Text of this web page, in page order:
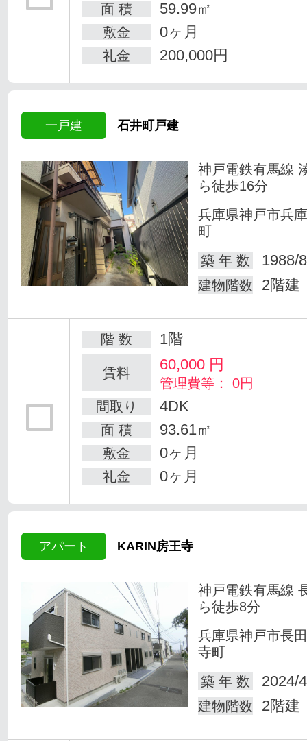
面 積 59.99㎡
敷金 0ヶ月
礼金 200,000円
一戸建 石井町戸建
神戸電鉄有馬線
ら徒歩16分
兵庫県神戸市兵
町
築 年 数
1988/
建物階数 2階建
階 数 1階
賃料 60,000 円
管理費等： 0円
間取り
4DK
面 積 93.61㎡
敷金 0ヶ月
礼金 0ヶ月
アパート KARIN房王寺
神戸電鉄有馬線
ら徒歩8分
兵庫県神戸市長
寺町
築 年 数
2024/
建物階数 2階建